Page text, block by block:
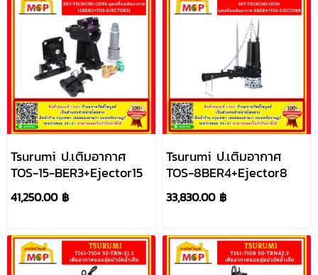
Tsurumi ป.เติมอากาศ
TOS-15-BER3+Ejector15
41,250.00 ฿
Tsurumi ป.เติมอากาศ
TOS-8BER4+Ejector8
33,830.00 ฿